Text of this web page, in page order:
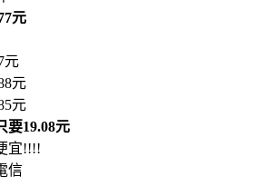
元
元
元
元
要19.08元
宜!!!!
信